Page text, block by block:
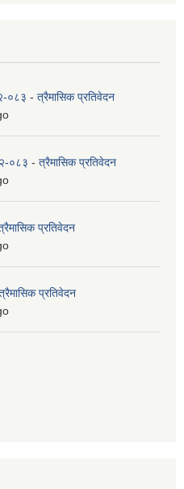
०८३ - त्रैमासिक प्रतिवेदन
०८३ - त्रैमासिक प्रतिवेदन
प्रतिवेदन
प्रतिवेदन